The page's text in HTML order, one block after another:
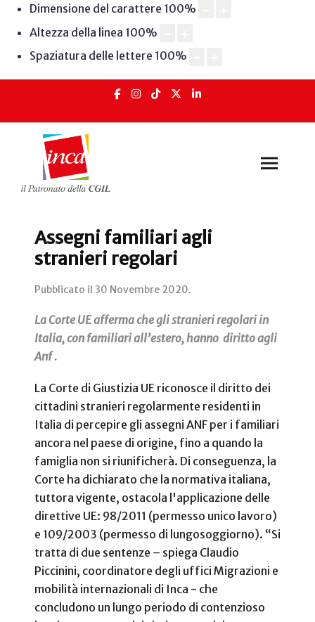
Dimensione del carattere 100%
Altezza della linea 100%
Spaziatura delle lettere 100%
Assegni familiari agli
stranieri regolari
Pubblicato il 30 Novembre 2020.
La Corte UE afferma che gli stranieri regolari in
Italia, con familiari all’estero, hanno diritto agli
Anf .
La Corte di Giustizia UE riconosce il diritto dei
cittadini stranieri regolarmente residenti in
Italia di percepire gli assegni ANF per i familiari
ancora nel paese di origine, fino a quando la
famiglia non si riunificherà. Di conseguenza, la
Corte ha dichiarato che la normativa italiana,
tuttora vigente, ostacola l'applicazione delle
direttive UE: 98/2011 (permesso unico lavoro)
e 109/2003 (permesso di lungosoggiorno). “Si
tratta di due sentenze – spiega Claudio
Piccinini, coordinatore degli uffici Migrazioni e
mobilità internazionali di Inca - che
concludono un lungo periodo di contenzioso